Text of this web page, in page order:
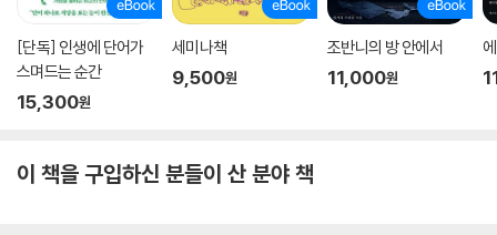
1880년대 초반 조선 정부의 신문물 도입 정책은 일견 어수선해 보이지만,
찬찬히 들여다보면 어려운 재정 형편에서나마 조선보다 앞서 서양 문물을
수용했던 중국과 일본의 경험을 나름대로 곱씹은 흔적이 엿보인다. 생사
生絲 수출을 위한 잠상공사나 광산 개발을 위한 광무국, 조운 개혁을 위한
이루기 위해서는 꼭 필요한 것들이었다. 또 연무국이나 양춘국은 담배와
술의 생산과 유통을 통제해 보려는 의도에 따라 만든 것이었다. ‘백해무
특히 ‘서울’을 다룰 때 빠지지 않는 것이 바로 근대적 공간으로서의 서울,
경성이다. 서울 사람들은 근대화를 어떻게 받아들이고 어떻게 이끌어갔으
며 그것이 서울 공간에는 어떤 흔적을 남겼을까? 저자는 「시계탑」을 통해
서울 사람들이 서력과 요일제, 24시제에 익숙해져 가는 과정을, 「제중원」
을 통해서는 근대적 위생관을 심어주고 근대적 삶을 훈육하는 장치로서 병
미의 ‘공중’이 탄생하는 과정이 생생하게 펼쳐진다. 특히 서울 시장의 역사
[단독] 인생에 단어가
스며드는 순간
15,300원
세미나책
9,500원
조반니의 방 안에서
11,000원
이 책을 구입하신 분들이 산 분야 책